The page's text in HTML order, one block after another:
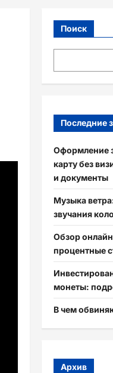
Поиск
Последние
Оформление
карту без
и документы
Музыка
звучания
Обзор
процентные
монеты:
В чем
Архив